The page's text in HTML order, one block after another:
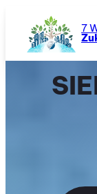
Inhalt
springen
7